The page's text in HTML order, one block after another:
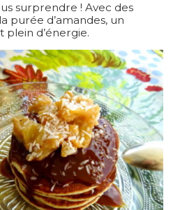
surprendre ! Avec des
purée d’amandes, un
plein d’énergie.